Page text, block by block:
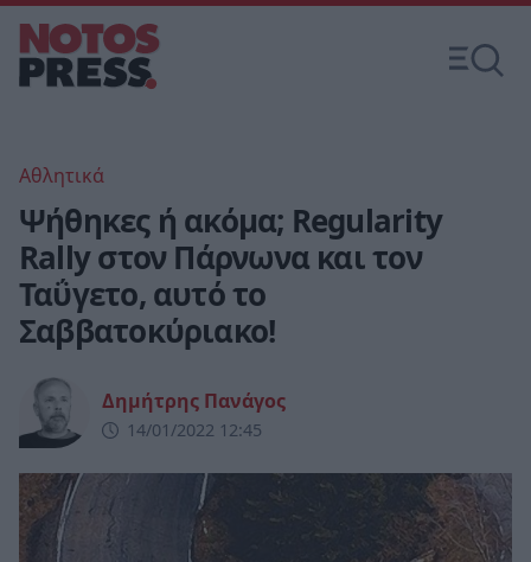
Αθλητικά
Ψήθηκες ή ακόμα; Regularity
Rally στον Πάρνωνα και τον
Ταΰγετο, αυτό το
Σαββατοκύριακο!
Δημήτρης Πανάγος
14/01/2022 12:45